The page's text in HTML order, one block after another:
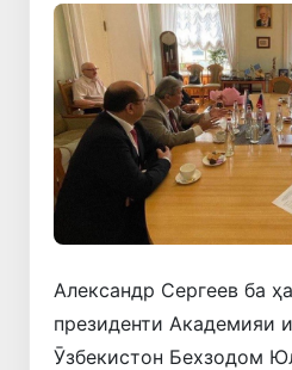
Александр Сергеев ба
президенти Академияи
Ӯзбекистон Бехзодом